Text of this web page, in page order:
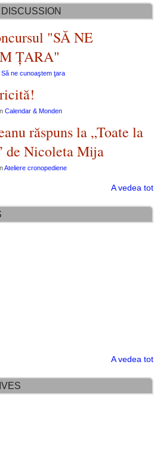
"SĂ NE
ȚARA"
Să ne cunoaştem ţara
Calendar & Monden
răspuns la „Toate la
de Nicoleta Mija
Ateliere cronopediene
A vedea tot
A vedea tot